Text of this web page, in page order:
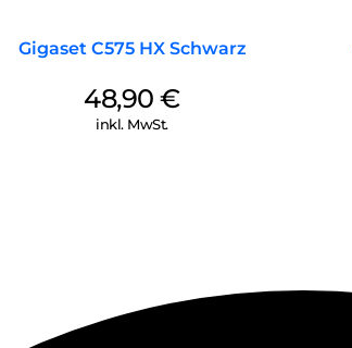
Gigaset C575 HX Schwarz
48,90€
inkl. MwSt.